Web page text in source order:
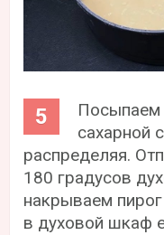
Посыпаем
сахарной
распределяя.
180 градусов
накрываем
в духовой шкаф